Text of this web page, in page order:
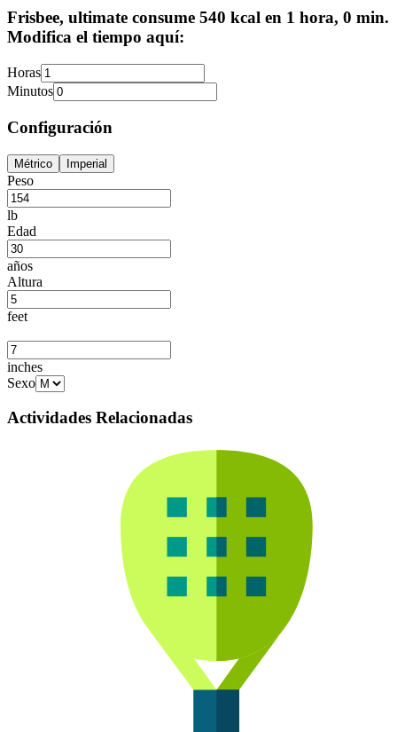
Frisbee, ultimate consume 540 kcal en 1 hora, 0 min.
Modifica el tiempo aquí:
Horas
Minutos
Configuración
Métrico Imperial
Peso
lb
Edad
años
Altura
feet
inches
Sexo
Actividades Relacionadas